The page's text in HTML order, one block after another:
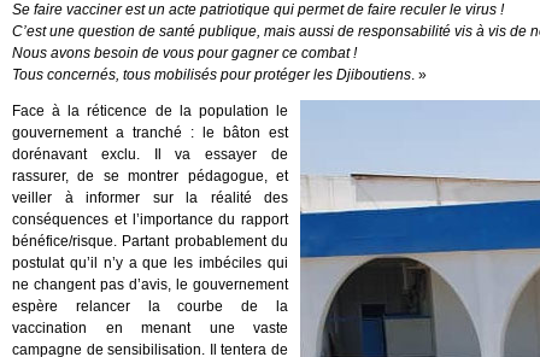
Se faire vacciner est un acte patriotique qui permet de faire reculer le virus !
C’est une question de santé publique, mais aussi de responsabilité vis à vis de
Nous avons besoin de vous pour gagner ce combat !
Tous concernés, tous mobilisés pour protéger les Djiboutiens. »
Face à la réticence de la population le
gouvernement a tranché : le bâton est
dorénavant exclu. Il va essayer de
rassurer, de se montrer pédagogue, et
veiller à informer sur la réalité des
conséquences et l’importance du rapport
bénéfice/risque. Partant probablement du
postulat qu’il n’y a que les imbéciles qui
ne changent pas d’avis, le gouvernement
espère relancer la courbe de la
vaccination en menant une vaste
campagne de sensibilisation. Il tentera de